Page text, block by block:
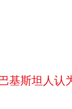
基斯坦人认